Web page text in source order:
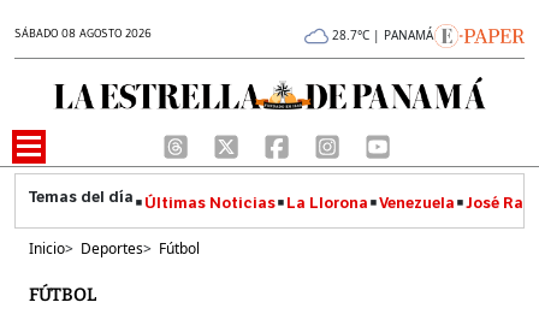
SÁBADO 08 AGOSTO 2026 28.7°C | PANAMÁ
Últimas Noticias La Llorona Venezuela José
Inicio> Deportes> Fútbol
FÚTBOL